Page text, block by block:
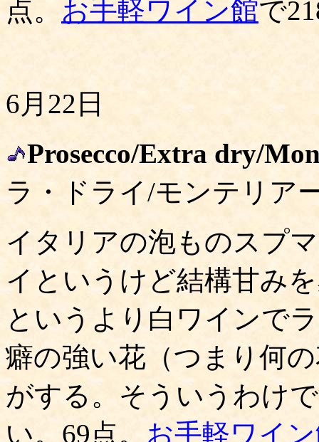
点。 お手軽ワイン館で
6月22日
Prosecco/Extra dry/
ラ・ドライ/モンテリア
イタリアの泡ものスプ
イというけど結構甘み
というより白ワインで
癖の強い花（つまり何
がする。そういうわけ
い。69点。 お手軽ワイ